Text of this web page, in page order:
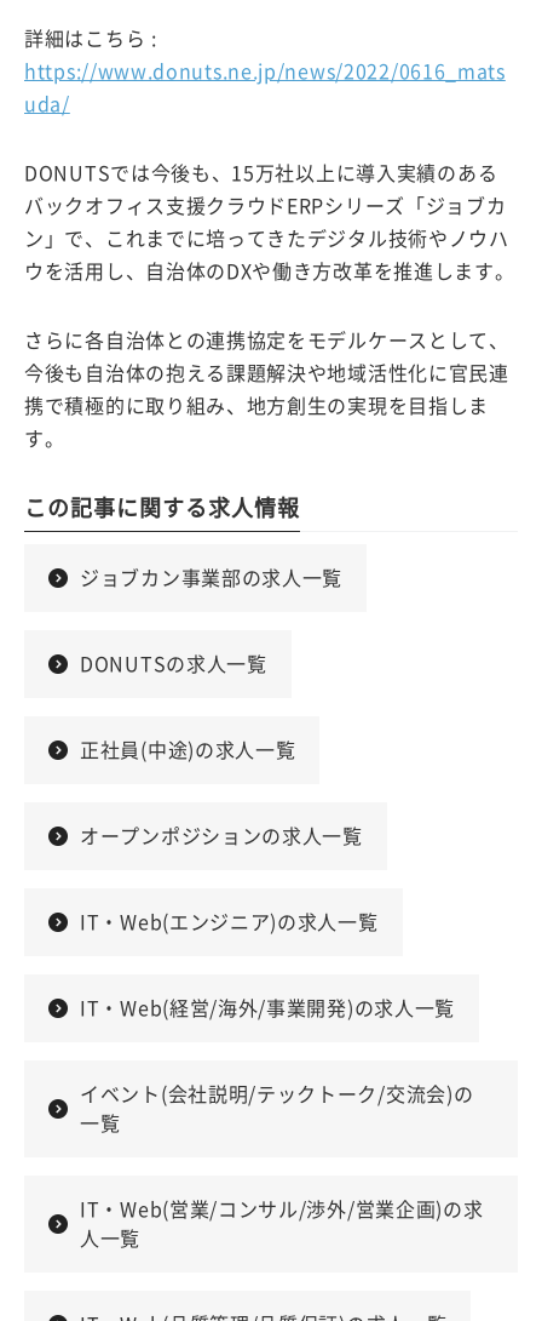
詳細はこちら :
https://www.donuts.ne.jp/news/2022/0616_mats
uda/
DONUTSでは今後も、15万社以上に導入実績のある
バックオフィス支援クラウドERPシリーズ「ジョブカ
ン」で、これまでに培ってきたデジタル技術やノウハ
ウを活用し、自治体のDXや働き方改革を推進します。
さらに各自治体との連携協定をモデルケースとして、
今後も自治体の抱える課題解決や地域活性化に官民連
携で積極的に取り組み、地方創生の実現を目指しま
す。
この記事に関する求人情報
ジョブカン事業部の求人一覧
DONUTSの求人一覧
正社員(中途)の求人一覧
オープンポジションの求人一覧
IT・Web(エンジニア)の求人一覧
IT・Web(経営/海外/事業開発)の求人一覧
イベント(会社説明/テックトーク/交流会)の
一覧
IT・Web(営業/コンサル/渉外/営業企画)の求
人一覧